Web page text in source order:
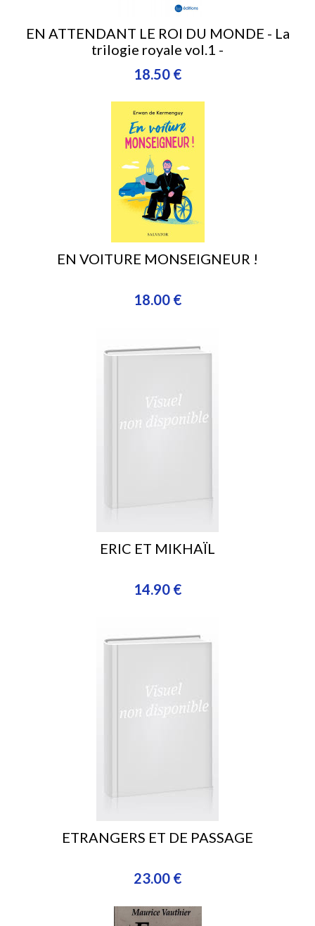
EN ATTENDANT LE ROI DU MONDE - La
trilogie royale vol.1 -
18.50 €
EN VOITURE MONSEIGNEUR !
18.00 €
ERIC ET MIKHAÏL
14.90 €
ETRANGERS ET DE PASSAGE
23.00 €